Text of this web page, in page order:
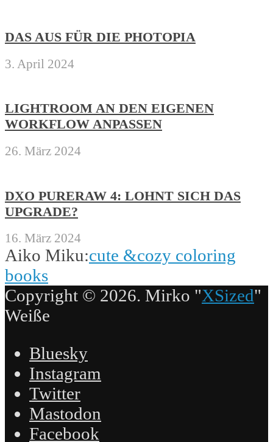
DAS AUS FÜR DIE PHOTOPIA
3. April 2024
LIGHTROOM AN DEN EIGENEN
WORKFLOW ANPASSEN
26. März 2024
DXO PURERAW 4: LOHNT SICH DAS
UPGRADE?
16. März 2024
Aiko Miku:cute &cozy coloring
books
Copyright © 2026. Mirko "XSized"
Weiße
Bluesky
Instagram
Twitter
Mastodon
Facebook